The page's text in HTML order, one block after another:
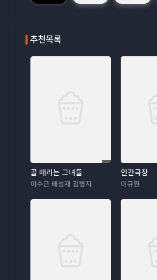
추천목록
골 때리는 그녀들
이수근 배성재 김병지
인간극장
이규원